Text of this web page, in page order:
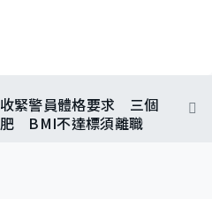
緊警員體格要求 三個
BMI不達標須離職